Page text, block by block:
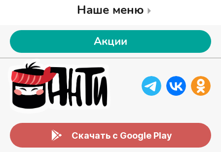
Наше меню
Акции
Скачать с Google Play